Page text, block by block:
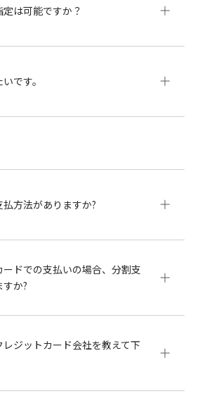
は可能ですか？
です。
払方法がありますか?
ードでの支払いの場合、分割支
か?
レジットカード会社を教えて下